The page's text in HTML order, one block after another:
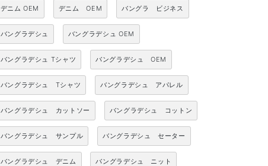
デニム OEM デニム OEM バングラ ビジネス
バングラデシュ バングラデシュ OEM
バングラデシュ Tシャツ バングラデシュ OEM
バングラデシュ Tシャツ バングラデシュ アパレル
バングラデシュ カットソー バングラデシュ コットン
バングラデシュ サンプル バングラデシュ セーター
バングラデシュ デニム バングラデシュ ニット